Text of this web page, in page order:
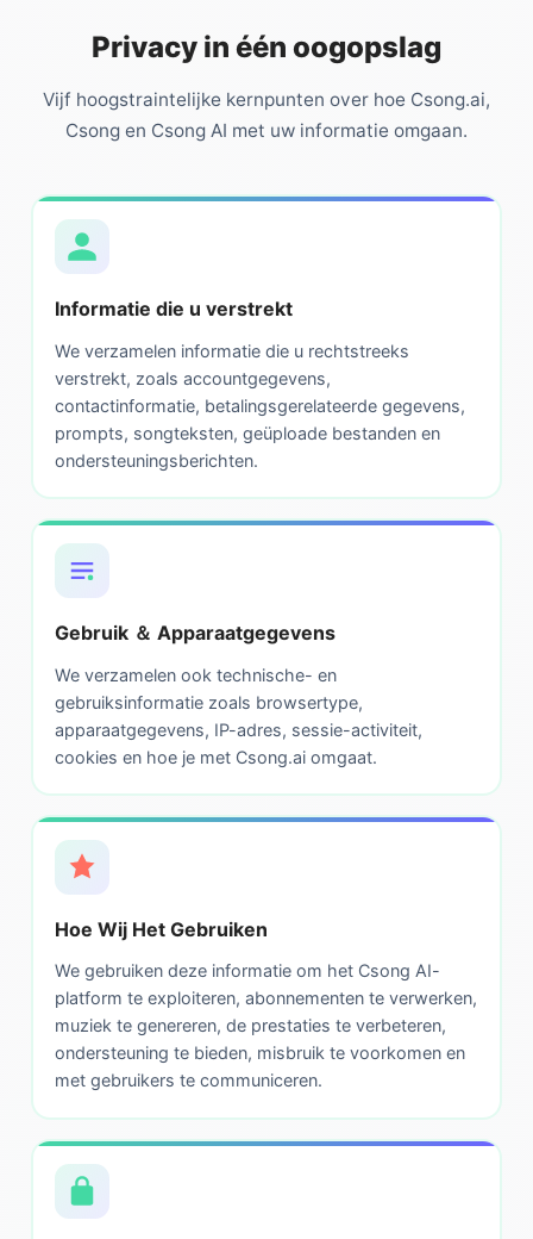
Privacy in één oogopslag
Vijf hoogstraintelijke kernpunten over hoe Csong.ai,
Csong en Csong AI met uw informatie omgaan.
Informatie die u verstrekt
We verzamelen informatie die u rechtstreeks
verstrekt, zoals accountgegevens,
contactinformatie, betalingsgerelateerde gegevens,
prompts, songteksten, geüploade bestanden en
ondersteuningsberichten.
Gebruik ＆ Apparaatgegevens
We verzamelen ook technische- en
gebruiksinformatie zoals browsertype,
apparaatgegevens, IP-adres, sessie-activiteit,
cookies en hoe je met Csong.ai omgaat.
Hoe Wij Het Gebruiken
We gebruiken deze informatie om het Csong AI-
platform te exploiteren, abonnementen te verwerken,
muziek te genereren, de prestaties te verbeteren,
ondersteuning te bieden, misbruik te voorkomen en
met gebruikers te communiceren.